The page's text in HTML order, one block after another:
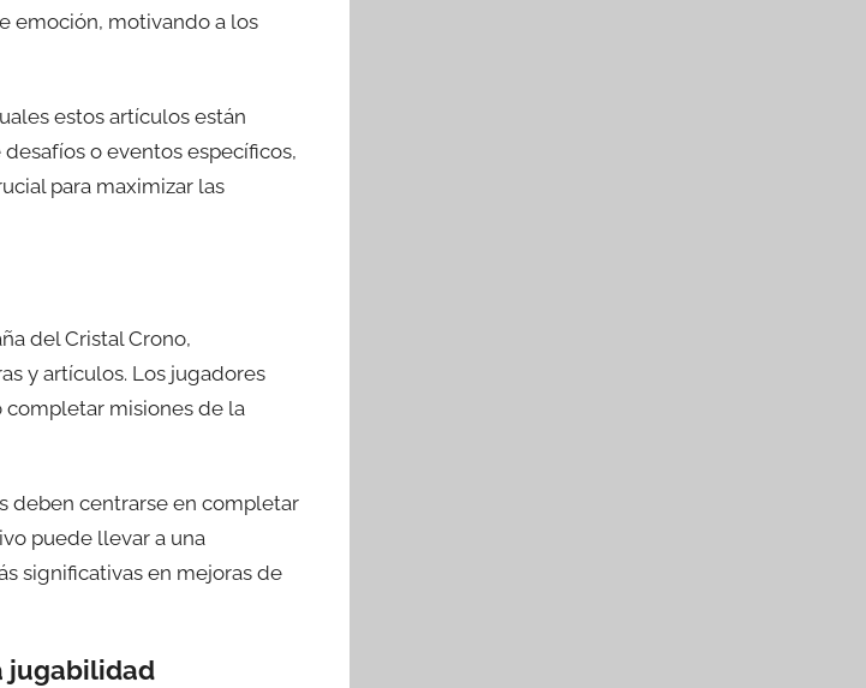
emoción, motivando a los
estos artículos están
o eventos específicos,
para maximizar las
del Cristal Crono,
y artículos. Los jugadores
completar misiones de la
deben centrarse en completar
puede llevar a una
significativas en mejoras de
jugabilidad